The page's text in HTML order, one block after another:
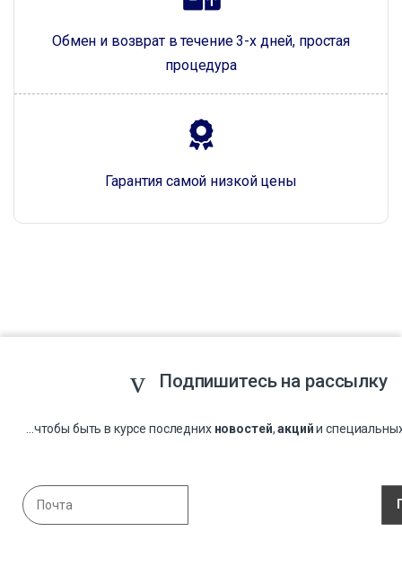
Обмен и возврат в течение 3-х дней, простая
процедура
Гарантия самой низкой цены
Подпишитесь на рассылку
...чтобы быть в курсе последних новостей,акцийи